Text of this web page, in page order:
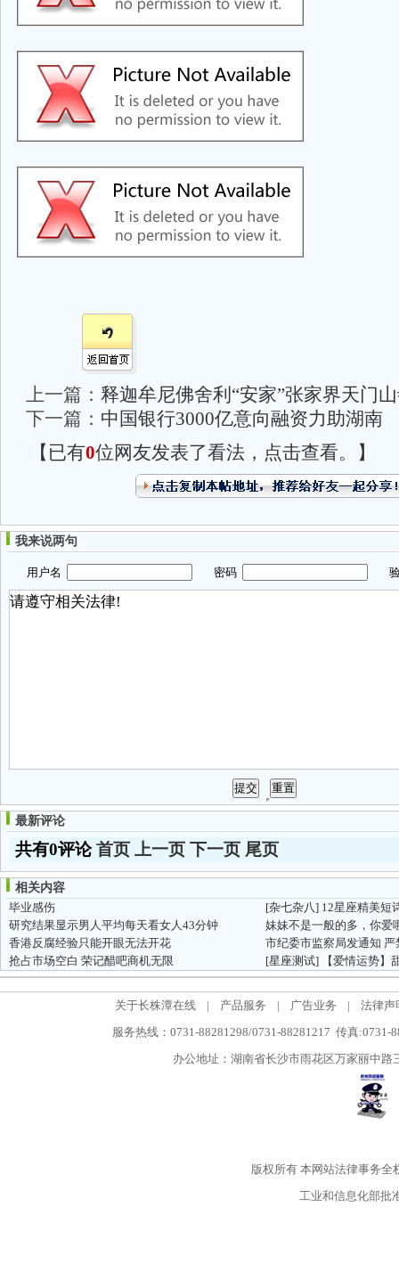
上一篇： 释迦牟尼佛舍利“安家”张家界天门
下一篇： 中国银行3000亿意向融资力助湖南
【已有0位网友发表了看法，点击查看。】
我来说两句
用户名 密码 验
最新评论
共有0评论首页 上一页 下一页 尾页
相关内容
毕业感伤
[杂七杂八] 12星座精美短
研究结果显示男人平均每天看女人43分钟
香港反腐经验只能开眼无法开花
抢占市场空白 荣记醋吧商机无限
[星座测试] 【爱情运势】
关于长株潭在线 | 产品服务 | 广告业务 |
法律声
服务热线：0731-88281298/0731-88281217 传真:0731-
办公地址：湖南省长沙市雨花区万家丽中
版权所有本网站法律事务全
工业和信息化部批